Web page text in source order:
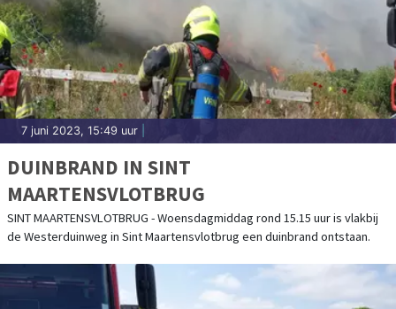
7 juni 2023, 15:49 uur
DUINBRAND IN SINT
MAARTENSVLOTBRUG
SINT MAARTENSVLOTBRUG - Woensdagmiddag rond 15.15 uur is vlakbij
de Westerduinweg in Sint Maartensvlotbrug een duinbrand ontstaan.